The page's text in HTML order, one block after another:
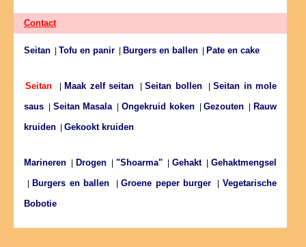
Contact
Seitan Tofu en panir Burgers en ballen Pate en cake
Seitan Maak zelf seitan |Seitan bollen|Seitan in mole
saus
Seitan Masala|Ongekruid koken|Gezouten
Rauw
kruiden
Gekookt kruiden
Marineren Drogen "Shoarma" Gehakt|Gehaktmengsel
Burgers en ballen |Groene peper burger |Vegetarische
Bobotie